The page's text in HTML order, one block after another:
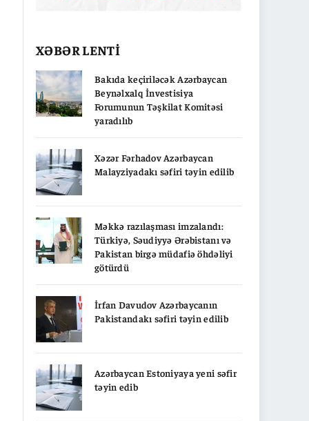
XƏBƏR LENTİ
Bakıda keçiriləcək Azərbaycan
Beynəlxalq İnvestisiya
Forumunun Təşkilat Komitəsi
yaradılıb
Xəzər Fərhadov Azərbaycan
Malayziyadakı səfiri təyin edilib
Məkkə razılaşması imzalandı:
Türkiyə, Səudiyyə Ərəbistanı və
Pakistan birgə müdafiə öhdəliyi
götürdü
İrfan Davudov Azərbaycanın
Pakistandakı səfiri təyin edilib
Azərbaycan Estoniyaya yeni səfir
təyin edib